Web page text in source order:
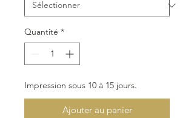
Quantité *
Impression sous 10 à 15 jours.
Ajouter au panier